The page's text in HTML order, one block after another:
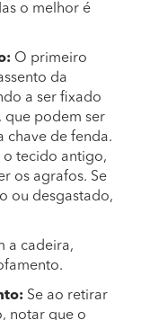
o melhor é
O primeiro
da
a ser fixado
que podem ser
chave de fenda.
o tecido antigo,
os agrafos. Se
ou desgastado,
a cadeira,
Se ao retirar
notar que o